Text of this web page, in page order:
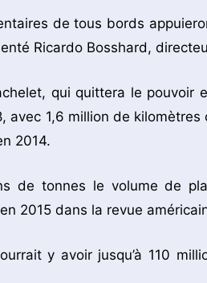
de tous bords
Ricardo Bosshard,
qui quittera le pouvoir
avec 1,6 million de
2014.
de tonnes le volume de
2015 dans la revue
y avoir jusqu’à 110